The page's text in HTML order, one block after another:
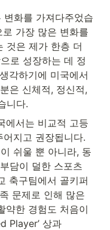
화를 가져다주었습
가장 많은 변화를
것은 제가 한층 더
로 성장하는 데 정
각하기에 미국에서
은 신체적, 정신적,
니다.
에서는 비교적 고등
지고 권장됩니다.
쉬울 뿐 아니라, 동
담이 덜한 스포츠
축구팀에서 골키퍼
문제로 인해 많은
약한 경험도 처음이
Player’ 상과